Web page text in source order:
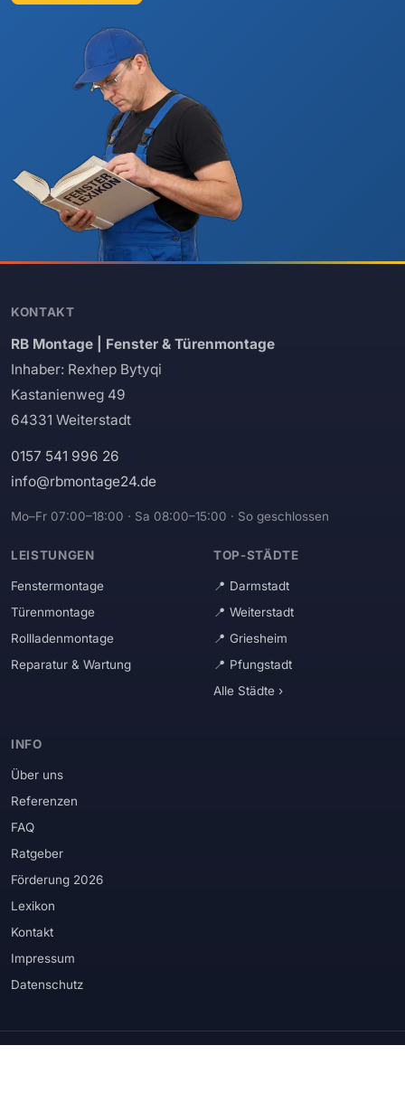
KONTAKT
RB Montage | Fenster & Türenmontage
Inhaber: Rexhep Bytyqi
Kastanienweg 49
64331 Weiterstadt
0157 541 996 26
info@rbmontage24.de
Mo–Fr 07:00–18:00 · Sa 08:00–15:00 · So geschlossen
LEISTUNGEN
Fenstermontage
Türenmontage
Rollladenmontage
Reparatur & Wartung
TOP-STÄDTE
Darmstadt
Weiterstadt
Griesheim
Pfungstadt
Alle Städte ›
INFO
Über uns
Referenzen
FAQ
Ratgeber
Förderung 2026
Lexikon
Kontakt
Impressum
Datenschutz